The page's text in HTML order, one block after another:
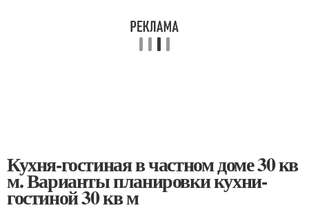
Кухня-гостиная в частном доме 30 кв
м. Варианты планировки кухни-
гостиной 30 кв м